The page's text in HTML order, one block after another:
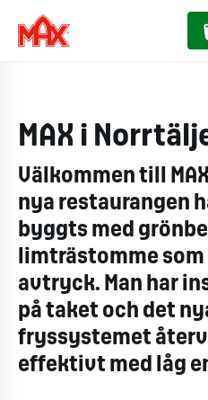
MAX i
Välkommen till
nya restaurangen
byggts med
limträstomme som
avtryck. Man har
på taket och det
fryssystemet
effektivt med låg